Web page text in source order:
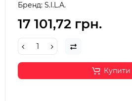
Бренд: S.I.L.A.
17 101,72 грн.
Купити